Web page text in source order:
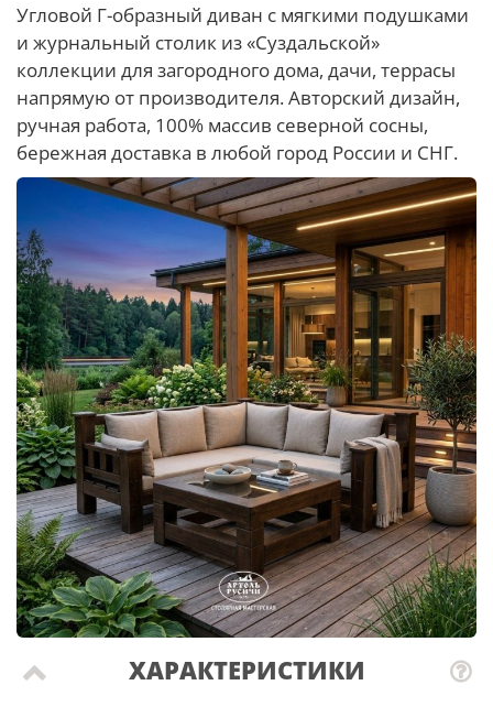
Угловой Г-образный диван с мягкими подушками
и журнальный столик из «Суздальской»
коллекции для загородного дома, дачи, террасы
напрямую от производителя. Авторский дизайн,
ручная работа, 100% массив северной сосны,
бережная доставка в любой город России и СНГ.
ХАРАКТЕРИСТИКИ